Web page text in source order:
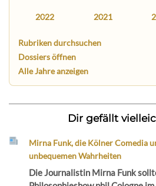
2022 2021
Rubriken durchsuchen
Dossiers öffnen
Alle Jahre anzeigen
Dir gefällt
Mirna Funk, die Kölner Comedia
unbequemen Wahrheiten
Die Journalistin Mirna Funk